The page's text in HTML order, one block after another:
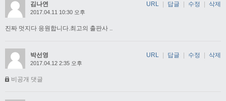
김나연
2017.04.11 10:30 오후
진짜 멋지다 응원합니다.최고의 출판사 ..
URL 답글 수정 삭제
박선영
2017.04.12 2:35 오후
비공개 댓글
URL 답글 수정 삭제